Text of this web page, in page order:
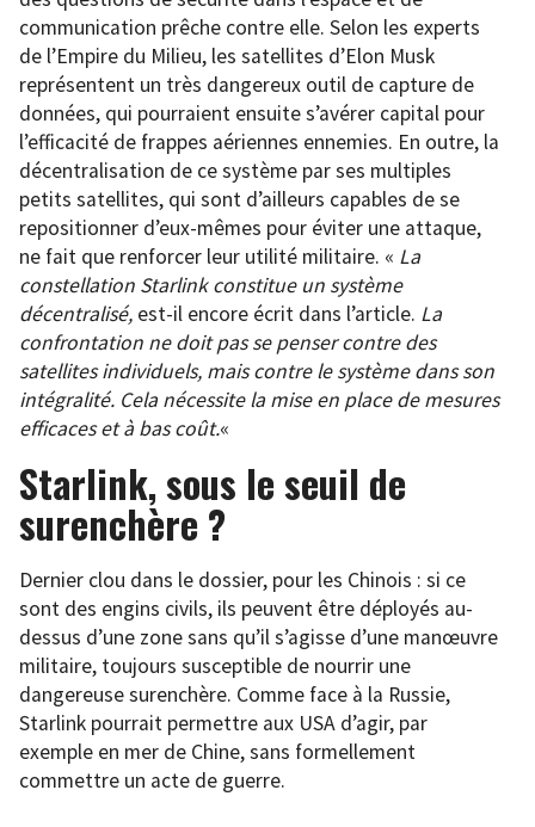
communication prêche contre elle. Selon les experts
de l’Empire du Milieu, les satellites d’Elon Musk
représentent un très dangereux outil de capture de
données, qui pourraient ensuite s’avérer capital pour
l’efficacité de frappes aériennes ennemies. En outre, la
décentralisation de ce système par ses multiples
petits satellites, qui sont d’ailleurs capables de se
repositionner d’eux-mêmes pour éviter une attaque,
ne fait que renforcer leur utilité militaire. « La
constellation Starlink constitue un système
décentralisé, est-il encore écrit dans l’article. La
confrontation ne doit pas se penser contre des
satellites individuels, mais contre le système dans son
intégralité. Cela nécessite la mise en place de mesures
efficaces et à bas coût.«
Starlink, sous le seuil de
surenchère ?
Dernier clou dans le dossier, pour les Chinois : si ce
sont des engins civils, ils peuvent être déployés au-
dessus d’une zone sans qu’il s’agisse d’une manœuvre
militaire, toujours susceptible de nourrir une
dangereuse surenchère. Comme face à la Russie,
Starlink pourrait permettre aux USA d’agir, par
exemple en mer de Chine, sans formellement
commettre un acte de guerre.